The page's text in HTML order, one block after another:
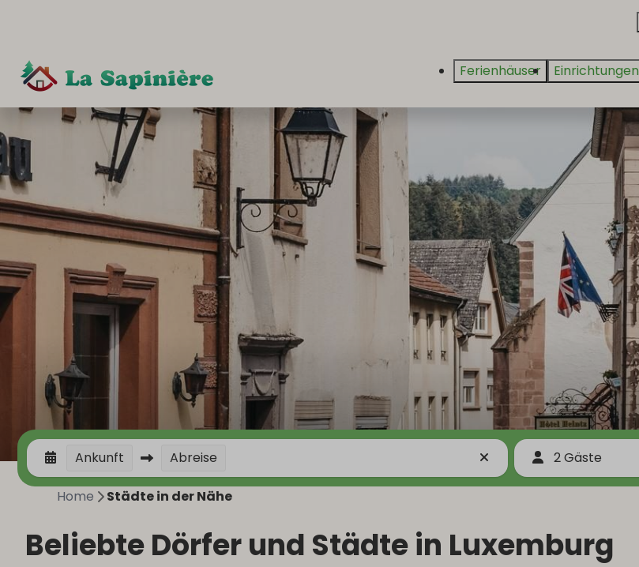
Ferienhäuser Einrichtungen
Ankunft Abreise 2 Gäste
Home Städte in der Nähe
Beliebte Dörfer und Städte in Luxemburg